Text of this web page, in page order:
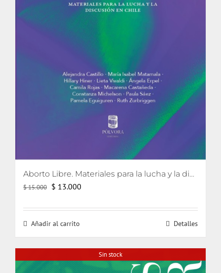
Aborto Libre. Materiales para la lucha y la discusión en Chile.
$15.000 El
original
era:
$ 13.000
actual
Añadir al carrito Detalles
Sin stock